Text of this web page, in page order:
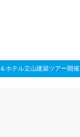
ホテル立山建築ツアー開催